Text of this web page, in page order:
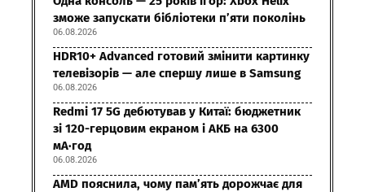
зможе запускати бібліотеки п’яти поколінь
06.08.2026
HDR10+ Advanced готовий змінити картинку
телевізорів — але спершу лише в Samsung
06.08.2026
Redmi 17 5G дебютував у Китаї: бюджетник
зі 120-герцовим екраном і АКБ на 6300
мА·год
06.08.2026
AMD пояснила, чому пам’ять дорожчає для